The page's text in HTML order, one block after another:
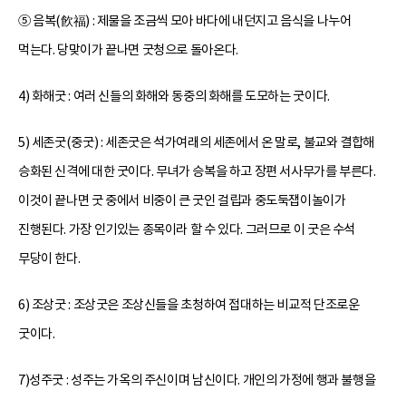
⑤ 음복(飮福) : 제물을 조금씩 모아 바다에 내던지고 음식을 나누어
먹는다. 당맞이가 끝나면 굿청으로 돌아온다.
4) 화해굿 : 여러 신들의 화해와 동중의 화해를 도모하는 굿이다.
5) 세존굿(중굿) : 세존굿은 석가여래의 세존에서 온 말로, 불교와 결합해
승화된 신격에 대한 굿이다. 무녀가 승복을 하고 장편 서사무가를 부른다.
이것이 끝나면 굿 중에서 비중이 큰 굿인 걸립과 중도둑잽이놀이가
진행된다. 가장 인기있는 종목이라 할 수 있다. 그러므로 이 굿은 수석
무당이 한다.
6) 조상굿 : 조상굿은 조상신들을 초청하여 접대하는 비교적 단조로운
굿이다.
7)성주굿 : 성주는 가옥의 주신이며 남신이다. 개인의 가정에 행과 불행을